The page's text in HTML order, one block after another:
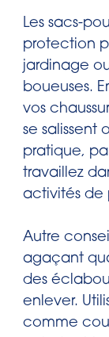
Les sacs-
protection
jardinage
boueuses.
vos
se salissent
pratique,
travaillez
activités de
Autre
agaçant
des
enlever.
comme